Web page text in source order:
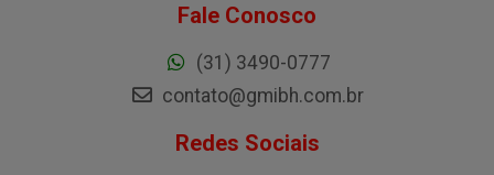
Fale Conosco
(31) 3490-0777
contato@gmibh.com.br
Redes Sociais